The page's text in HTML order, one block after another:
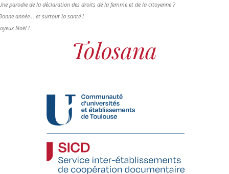
parodie de la déclaration des droits de la femme et de la citoyenne ?
année... et surtout la santé !
Noël !